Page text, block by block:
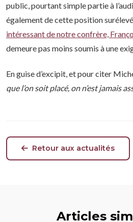
public, pourtant simple partie à
également de cette position
intéressant de notre confrère,
demeure pas moins soumis à une
En guise d’excipit, et pour citer
que l’on soit placé, on n’est jamais
Retour aux actualités
Articles